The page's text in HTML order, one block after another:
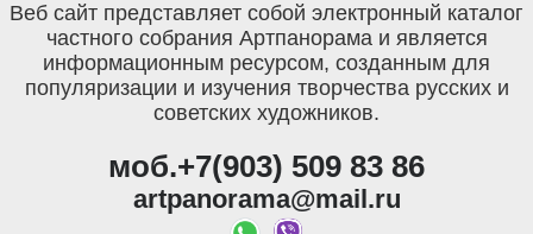
Веб сайт представляет собой электронный каталог
частного собрания Артпанорама и является
информационным ресурсом, созданным для
популяризации и изучения творчества русских и
советских художников.
моб.+7(903) 509 83 86
artpanorama@mail.ru